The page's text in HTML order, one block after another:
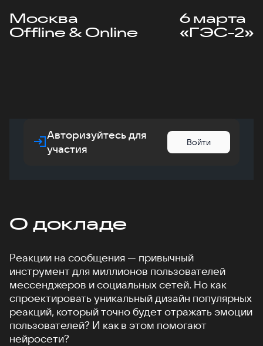
Москва
Offline & Online
6 марта
«ГЭС-2»
Авторизуйтесь для
участия
Войти
О докладе
Реакции на сообщения — привычный
инструмент для миллионов пользователей
мессенджеров и социальных сетей. Но как
спроектировать уникальный дизайн популярных
реакций, который точно будет отражать эмоции
пользователей? И как в этом помогают
нейросети?